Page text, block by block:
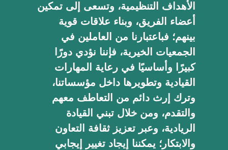
الأهداف التنظيمية، وتسعى إلى تمكين
أعضاء الفريق، وبناء علاقات قوية
بينهم؛ فباعتبارنا من العاملين في
الجمعيات الخيرية، فإننا نؤدي دورًا
كبيرًا وأساسيًا في رعاية المهارات
القيادية وتطويرها داخل مؤسساتنا،
وترك إرث دائم من التعاطف معهم
والتقدم، ومن خلال تبني القيادة
الريادية، وعبر تعزيز ثقافة التعاون
والابتكار؛ يمكننا إيجاد تغيير إيجابي